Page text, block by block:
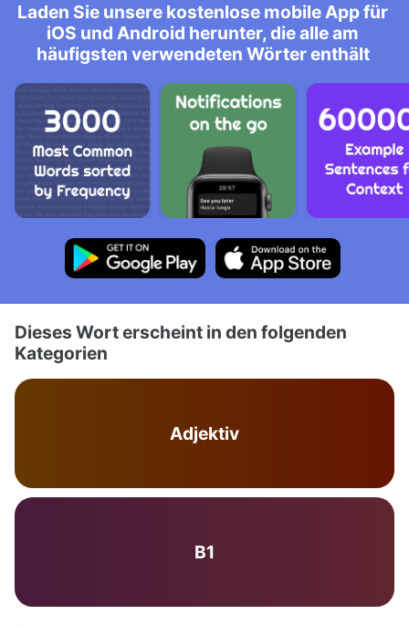
Laden Sie unsere kostenlose mobile App für
iOS und Android herunter, die alle am
häufigsten verwendeten Wörter enthält
Dieses Wort erscheint in den folgenden
Kategorien
Adjektiv
B1